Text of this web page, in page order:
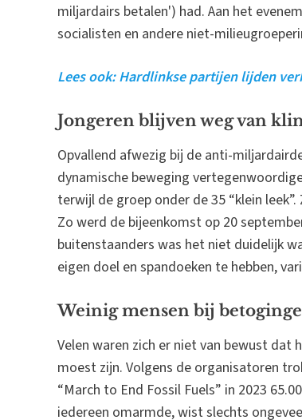
miljardairs betalen') had. Aan het
socialisten en andere niet-
Lees ook: Hardlinkse partijen lijden
Jongeren blijven weg van
Opvallend afwezig bij de anti-
dynamische beweging
terwijl de groep onder de 35 “klein
Zo werd de bijeenkomst op 20
buitenstaanders was het niet duidelijk
eigen doel en spandoeken te hebben,
Weinig mensen bij
Velen waren zich er niet van bewust
moest zijn. Volgens de organisatoren
“March to End Fossil Fuels” in 2023
iedereen omarmde, wist slechts